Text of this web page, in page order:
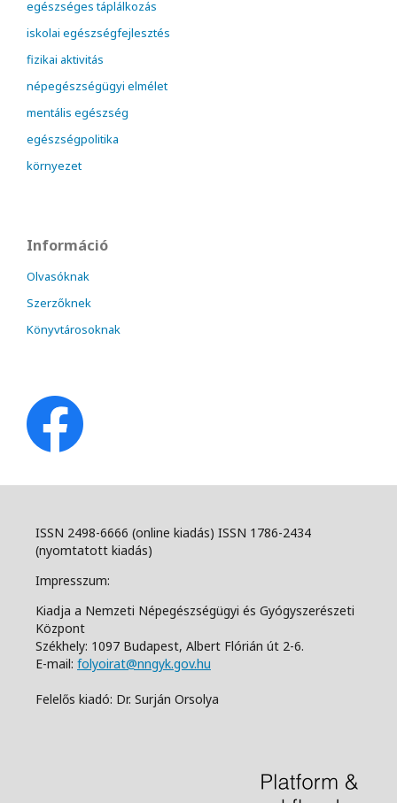
egészséges táplálkozás
iskolai egészségfejlesztés
fizikai aktivitás
népegészségügyi elmélet
mentális egészség
egészségpolitika
környezet
Információ
Olvasóknak
Szerzőknek
Könyvtárosoknak
ISSN 2498-6666 (online kiadás) ISSN 1786-2434
(nyomtatott kiadás)
Impresszum:
Kiadja a Nemzeti Népegészségügyi és Gyógyszerészeti
Központ
Székhely: 1097 Budapest, Albert Flórián út 2-6.
E-mail: folyoirat@nngyk.gov.hu
Felelős kiadó: Dr. Surján Orsolya